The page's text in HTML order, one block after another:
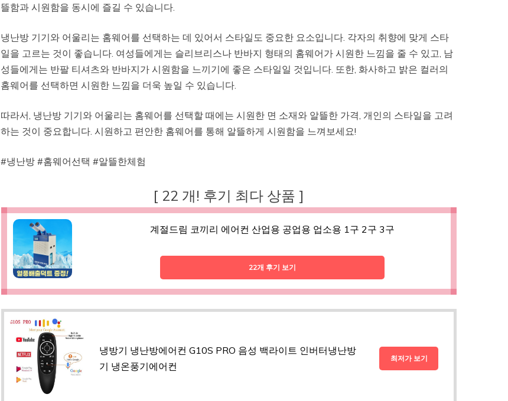
뜰함과 시원함을 동시에 즐길 수 있습니다.
냉난방 기기와 어울리는 홈웨어를 선택하는 데 있어서 스타일도 중요한 요소입니다. 각자의 취향에 맞게 스타
일을 고르는 것이 좋습니다. 여성들에게는 슬리브리스나 반바지 형태의 홈웨어가 시원한 느낌을 줄 수 있고, 남
성들에게는 반팔 티셔츠와 반바지가 시원함을 느끼기에 좋은 스타일일 것입니다. 또한, 화사하고 밝은 컬러의
홈웨어를 선택하면 시원한 느낌을 더욱 높일 수 있습니다.
따라서, 냉난방 기기와 어울리는 홈웨어를 선택할 때에는 시원한 면 소재와 알뜰한 가격, 개인의 스타일을 고려
하는 것이 중요합니다. 시원하고 편안한 홈웨어를 통해 알뜰하게 시원함을 느껴보세요!
#냉난방 #홈웨어선택 #알뜰한체험
[ 22 개! 후기 최다 상품 ]
계절드림 코끼리 에어컨 산업용 공업용 업소용 1구 2구 3구
22개 후기 보기
냉방기 냉난방에어컨 G10S PRO 음성 백라이트 인버터냉난방
기 냉온풍기에어컨
최저가 보기